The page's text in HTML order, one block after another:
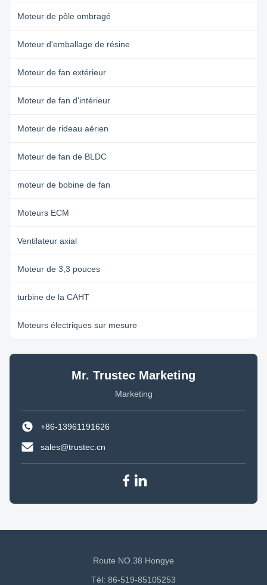
Moteur de pôle ombragé
Moteur d'emballage de résine
Moteur de fan extérieur
Moteur de fan d'intérieur
Moteur de rideau aérien
Moteur de fan de BLDC
moteur de bobine de fan
Moteurs ECM
Ventilateur axial
Moteur de 3,3 pouces
turbine de la CAHT
Moteurs électriques sur mesure
Mr. Trustec Marketing
Marketing
+86-13961191626
sales@trustec.cn
Route NO.38 Hongye
Tél: 86-519-85105253